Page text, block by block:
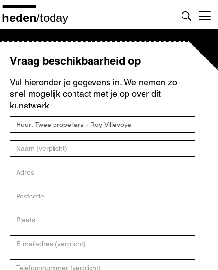
Overslaan
en
naar
inhoud
gaanVraag beschikbaarheid op
Vul hieronder je gegevens in. We nemen zo
snel mogelijk contact met je op over dit
kunstwerk.
Titel
kunstwerk
Naam
Adres
Postcode
Plaats
E-
mailadres
Telefoonnummer